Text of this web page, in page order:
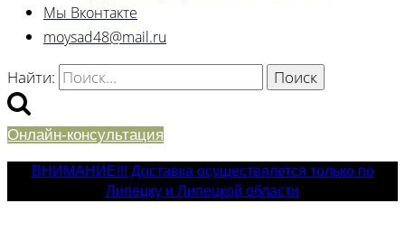
Мы Вконтакте
moysad48@mail.ru
Найти:
Онлайн-консультация
ВНИМАНИЕ!!! Доставка осуществялется только по
Липецку и Липецкой области